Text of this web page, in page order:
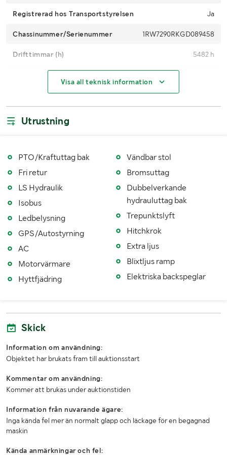
Registrerad hos Transportstyrelsen Ja
Chassinummer/Serienummer 1RW7290RKGD089458
Drifttimmar (h) 5482 h
Antal nycklar
Fordonsstatus
Importerad
Antal registrerade ägare
MÅTT OCH VIKT:
Totalvikt (kg)
Längd (mm)
Höjd (mm)
LASTHJÄLPSINFORMATION:
lasthjälp
Visa all teknisk information
Utrustning
PTO/Kraftuttag bak
Fri retur
LS Hydraulik
Isobus
Ledbelysning
GPS/Autostyrning
AC
Motorvärmare
Hyttfjädring
Vändbar stol
Bromsuttag
Dubbelverkande
hydrauluttag bak
Trepunktslyft
Hitchkrok
Extra ljus
Blixtljus ramp
Elektriska backspeglar
Skick
Information om användning:
Objektet har brukats fram till auktionsstart
Kommentar om användning:
Kommer att brukas under auktionstiden
Information från nuvarande ägare:
Inga kända fel mer än normalt glapp och läckage för en begagnad
maskin
Kända anmärkningar och fel: